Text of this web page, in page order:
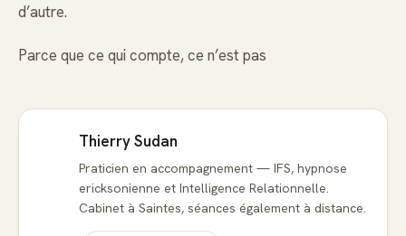
d’autre.
Parce que ce qui compte, ce n’est pas
Thierry Sudan
Praticien en accompagnement — IFS, hypnose
ericksonienne et Intelligence Relationnelle.
Cabinet à Saintes, séances également à distance.